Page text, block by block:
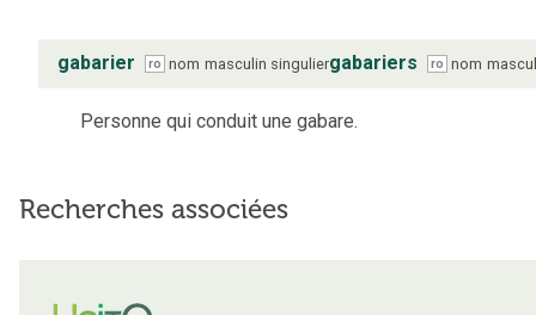
gabarier ro nom masculin singuliergabariers ro nom
Personne qui conduit une gabare.
Recherches associées